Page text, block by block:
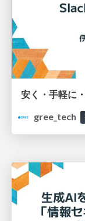
gree_tech